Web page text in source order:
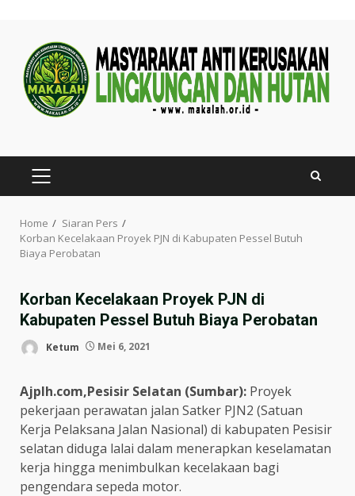
content
PRIMARY
MENU
Home
Siaran Pers
Korban Kecelakaan Proyek PJN di Kabupaten Pessel Butuh
Biaya Perobatan
Korban Kecelakaan Proyek PJN di
Kabupaten Pessel Butuh Biaya Perobatan
Ketum Mei 6, 2021
Ajplh.com,Pesisir Selatan (Sumbar): Proyek
pekerjaan perawatan jalan Satker PJN2 (Satuan
Kerja Pelaksana Jalan Nasional) di kabupaten Pesisir
selatan diduga lalai dalam menerapkan keselamatan
kerja hingga menimbulkan kecelakaan bagi
pengendara sepeda motor.